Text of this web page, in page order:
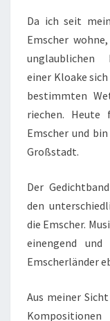
Da ich seit
Emscher
unglaublichen
einer Kloake
bestimmten
riechen.
Emscher und
Großstadt.
Der
den
die Emscher.
einengend
Emscherländer
Aus meiner